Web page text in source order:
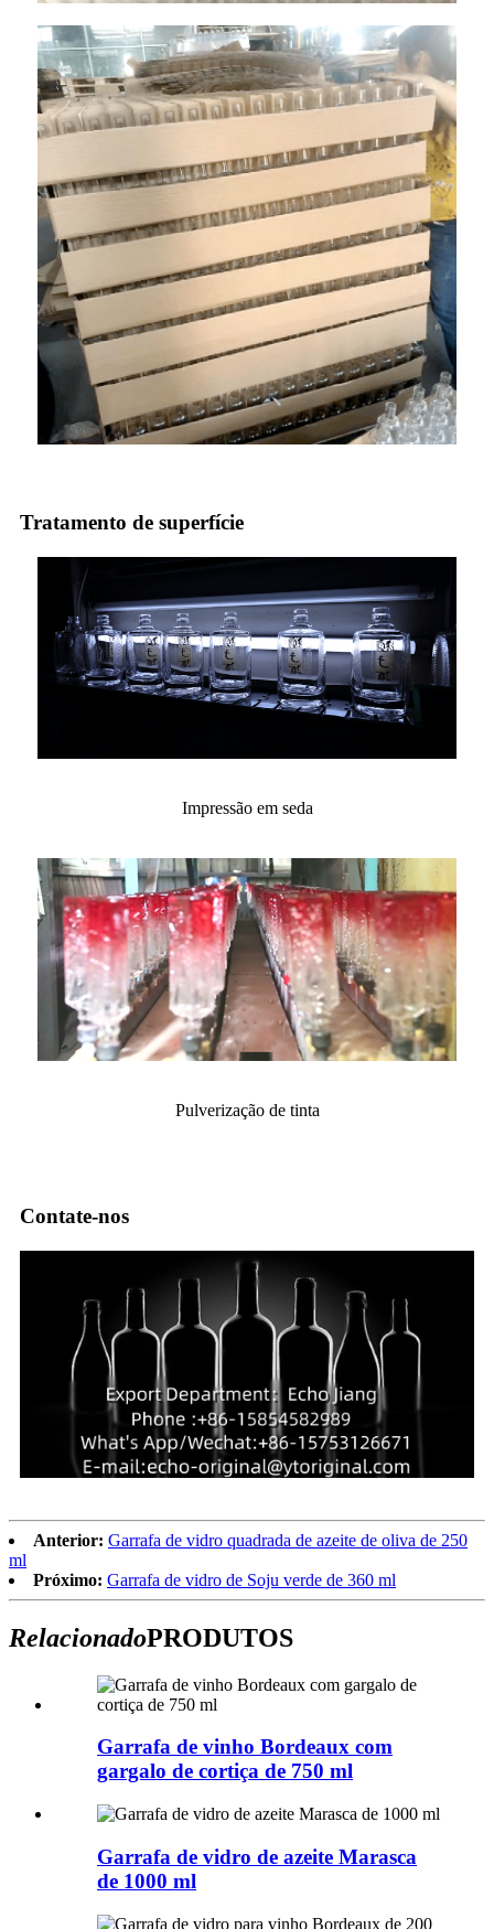
Tratamento de superfície
Impressão em seda
Pulverização de tinta
Contate-nos
Anterior: Garrafa de vidro quadrada de azeite de oliva de 250
ml
Próximo: Garrafa de vidro de Soju verde de 360 ​​ml
RelacionadoPRODUTOS
Garrafa de vinho Bordeaux com
gargalo de cortiça de 750 ml
Garrafa de vidro de azeite Marasca
de 1000 ml